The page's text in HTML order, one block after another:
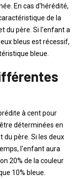
En cas d'hérédité,
de la
du père. Si l'enfant a
bleus est récessif,
bleue.
à cent pour
déterminées en
du père. Si les deux
l'enfant aura
20% de la couleur
10% bleue.